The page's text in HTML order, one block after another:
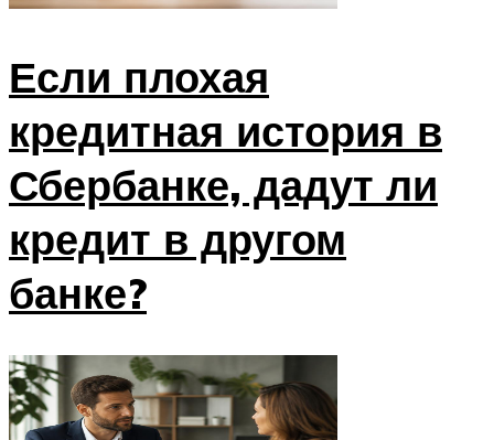
Если плохая
кредитная история в
Сбербанке, дадут ли
кредит в другом
банке?